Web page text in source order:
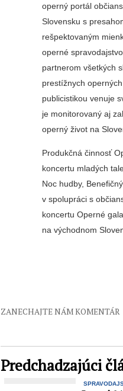
operný portál
Slovensku s
rešpektovaným
operné
partnerom všetkých
prestížnych
publicistikou venuje
je monitorovaný aj
operný život na
Produkčná činnosť
koncertu mladých
Noc hudby,
v spolupráci s
koncertu Operné
na východnom
ZANECHAJTE NÁM KOMENTÁR
Predchadzajúci